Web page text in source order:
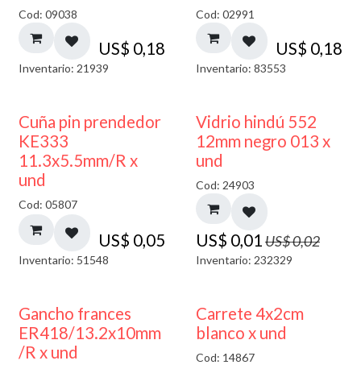
Cod: 09038
US$ 0,18
Inventario: 21939
Cod: 02991
US$ 0,18
Inventario: 83553
Cuña pin prendedor
KE333
11.3x5.5mm/R x
und
Cod: 05807
US$ 0,05
Inventario: 51548
40% DESCUENTO
Vidrio hindú 552
12mm negro 013 x
und
Cod: 24903
US$ 0,01US$0,02
Inventario: 232329
AGOTADO
Gancho frances
ER418/13.2x10mm
/R x und
Carrete 4x2cm
blanco x und
Cod: 14867